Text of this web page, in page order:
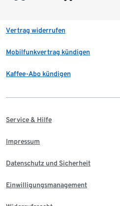
Vertrag widerrufen
Mobilfunkvertrag kündigen
Kaffee-Abo kündigen
Service & Hilfe
Impressum
Datenschutz und Sicherheit
Einwilligungsmanagement